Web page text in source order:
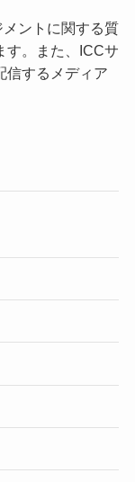
ントに関する質
す。また、ICCサ
信するメディア